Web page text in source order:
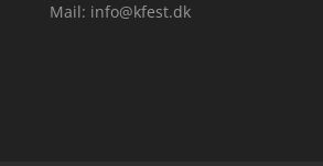
Mail: info@kfest.dk